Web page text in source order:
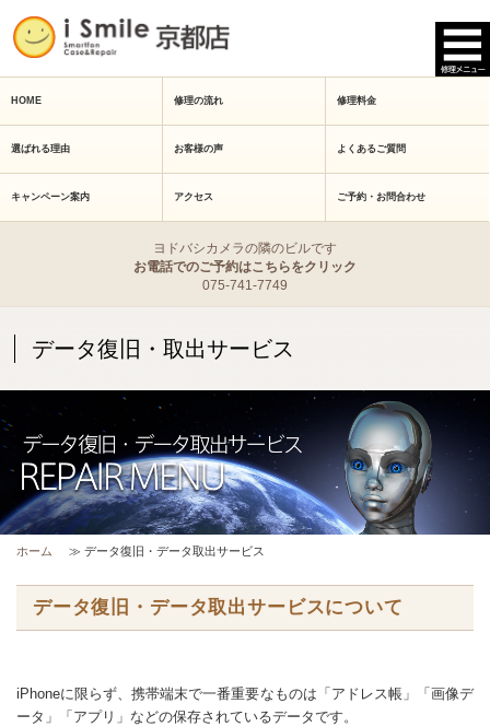
HOME 修理の流れ 修理料金
選ばれる理由 お客様の声 よくあるご質問
キャンペーン案内 アクセス ご予約・お問合わせ
ヨドバシカメラの隣のビルです
お電話でのご予約はこちらをクリック
075-741-7749
データ復旧・取出サービス
ホーム ≫ データ復旧・データ取出サービス
データ復旧・データ取出サービスについて
iPhoneに限らず、携帯端末で一番重要なものは「アドレス帳」「画像デ
ータ」「アプリ」などの保存されているデータです。